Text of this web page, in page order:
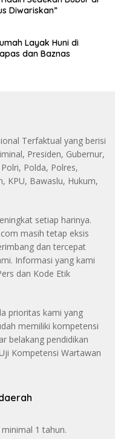
Diwariskan”
Layak Huni di
dan Baznas
Terfaktual yang berisi
Presiden, Gubernur,
Polda, Polres,
KPU, Bawaslu, Hukum,
setiap harinya.
masih tetap eksis
dan tercepat
Informasi yang kami
dan Kode Etik
prioritas kami yang
memiliki kompetensi
belakang pendidikan
Kompetensi Wartawan
1 tahun.